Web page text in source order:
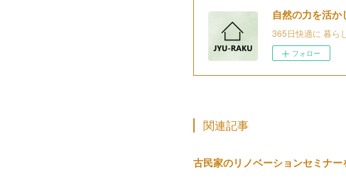
自然の力を活
365日快適に 暮ら
フォロー
関連記事
古民家のリノベーションセミナー